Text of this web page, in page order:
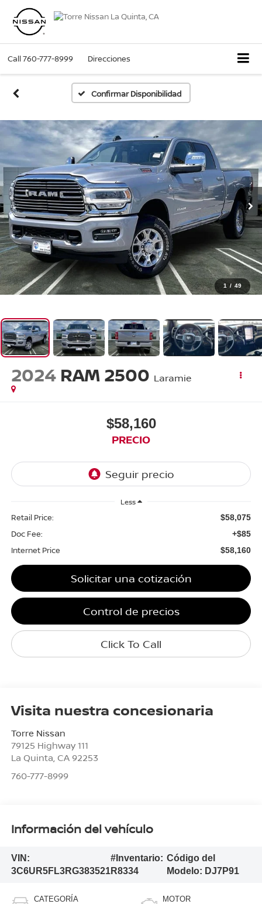
Call760-777-8999 Direcciones
Confirmar Disponibilidad
1 / 49
2024 RAM 2500 Laramie
$58,160
PRECIO
Less
Retail Price: $58,075
Doc Fee: +$85
Internet Price $58,160
Solicitar una cotización
Control de precios
Click To Call
Visita nuestra concesionaria
Torre Nissan
79125 Highway 111
La Quinta CA 92253
760-777-8999
Información del vehículo
VIN:
3C6UR5FL3RG383521
#Inventario:
R8334
Código del
Modelo: DJ7P91
CATEGORÍA MOTOR